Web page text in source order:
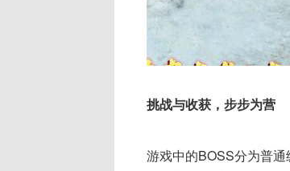
挑战与收获，步步为营
游戏中的BOSS分为普